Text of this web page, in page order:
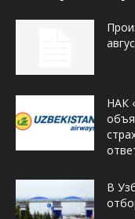
НАК
В